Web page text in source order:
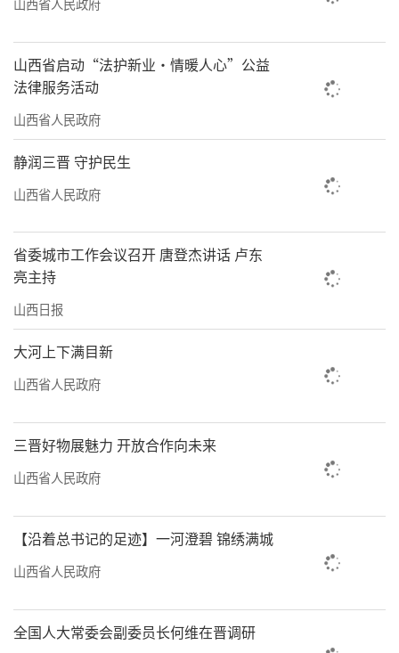
启动仪式上，山西金牌导游王海涛对“跟
着悟空游山西”全域旅游主题线路进行了推
介，向在场的媒体和来宾展示了山西丰富的旅
游资源和文化魅力。同时，作为展览的摄影作
品投稿人，李昶明也分享了他与山西的故事，
并展出了他取景于山西不同景点的30幅摄影作
此次展览不仅吸引了大量游人前来打卡，
还通过“跟着悟空游山西”通关文牒返场、大
众点评“必玩榜”推出的“必玩山西古建巡
礼”活动等创新举措，为观众提供了丰富的互
动体验。用户不仅可以在展览现场了解山西古
山西省启动“法护新业·情暖人心”公益
法律服务活动
山西省人民政府
静润三晋 守护民生
山西省人民政府
省委城市工作会议召开 唐登杰讲话 卢东
亮主持
山西日报
大河上下满目新
山西省人民政府
三晋好物展魅力 开放合作向未来
山西省人民政府
【沿着总书记的足迹】一河澄碧 锦绣满城
山西省人民政府
全国人大常委会副委员长何维在晋调研